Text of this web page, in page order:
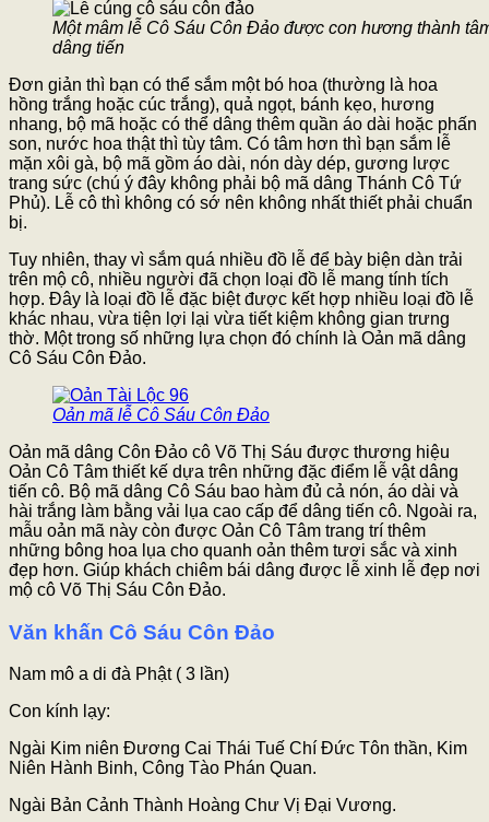
Một mâm lễ Cô Sáu Côn Đảo được con hương thành
dâng tiến
Đơn giản thì bạn có thể sắm một bó hoa (thường là hoa
hồng trắng hoặc cúc trắng), quả ngọt, bánh kẹo, hương
nhang, bộ mã hoặc có thể dâng thêm quần áo dài hoặc phấn
son, nước hoa thật thì tùy tâm. Có tâm hơn thì bạn sắm lễ
mặn xôi gà, bộ mã gồm áo dài, nón dày dép, gương lược
trang sức (chú ý đây không phải bộ mã dâng Thánh Cô Tứ
Phủ). Lễ cô thì không có sớ nên không nhất thiết phải chuẩn
bị.
Tuy nhiên, thay vì sắm quá nhiều đồ lễ để bày biện dàn trải
trên mộ cô, nhiều người đã chọn loại đồ lễ mang tính tích
hợp. Đây là loại đồ lễ đặc biệt được kết hợp nhiều loại đồ lễ
khác nhau, vừa tiện lợi lại vừa tiết kiệm không gian trưng
thờ. Một trong số những lựa chọn đó chính là Oản mã dâng
Cô Sáu Côn Đảo.
Oản mã lễ Cô Sáu Côn Đảo
Oản mã dâng Côn Đảo cô Võ Thị Sáu được thương hiệu
Oản Cô Tâm thiết kế dựa trên những đặc điểm lễ vật dâng
tiến cô. Bộ mã dâng Cô Sáu bao hàm đủ cả nón, áo dài và
hài trắng làm bằng vải lụa cao cấp để dâng tiến cô. Ngoài ra,
mẫu oản mã này còn được Oản Cô Tâm trang trí thêm
những bông hoa lụa cho quanh oản thêm tươi sắc và xinh
đẹp hơn. Giúp khách chiêm bái dâng được lễ xinh lễ đẹp nơi
mộ cô Võ Thị Sáu Côn Đảo.
Văn khấn Cô Sáu Côn Đảo
Nam mô a di đà Phật ( 3 lần)
Con kính lạy:
Ngài Kim niên Đương Cai Thái Tuế Chí Đức Tôn thần, Kim
Niên Hành Binh, Công Tào Phán Quan.
Ngài Bản Cảnh Thành Hoàng Chư Vị Đại Vương.